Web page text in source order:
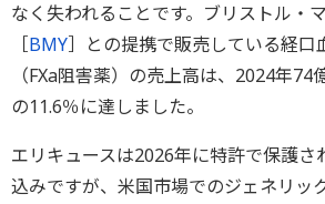
なく失われることです。ブリストル・
［BMY］との提携で販売している経口
（FXa阻害薬）の売上高は、2024年
の11.6％に達しました。
エリキュースは2026年に特許で保護さ
込みですが、米国市場でのジェネリッ